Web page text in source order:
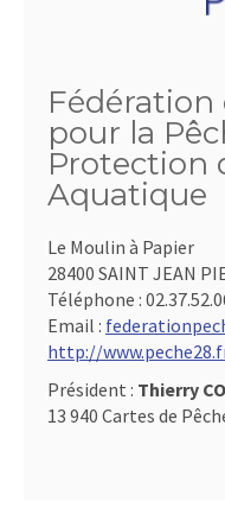
Fédération
pour la
Protection
Aquatique
Le Moulin à Papier
28400 SAINT JEAN
Téléphone :
Email :
http://
Président : Thierry
13 940 Cartes de